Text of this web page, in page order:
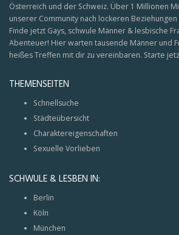
Österreich und der Schweiz. Über 1 Millionen
unserer Community nach lockeren
Finde jetzt Gays, schwule Männer & lesbische
Abenteuer! Hier warten tausende Männer und
heißes Treffen mit dir zu vereinbaren. Starte
THEMENSEITEN
Schnellsuche
Städteübersicht
Charaktereigenschaften
Sexuelle Vorlieben
SCHWULE & LESBEN IN:
Berlin
Köln
München